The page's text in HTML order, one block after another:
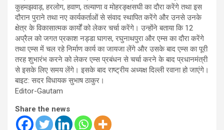
कुहमझवाड़, हरलोग, हवाण, तल्याणा व मोहरङ्क्षसघी का दौरा करेंगे तथा इस
दौरान पुराने तथा नए कार्यकर्ताओं से संवाद स्थापित करेंगे और उनसे उनके
क्षेत्र के विकासात्मक कार्यों को लेकर चर्चा करेंगे। उन्होंने बताया कि 12
अप्रैल को जगत प्रकाश नड्डा घागस, रघुनाथपुरा और एम्स का दौरा करेंगे
तथा एम्स में चल रहे निर्माण कार्य का जायजा लेंगे और उसके बाद एम्स का पूरी
तरह शुभारंभ करने को लेकर एम्स प्रबंधन से चर्चा करने के बाद प्रधानमंत्री
से इसके लिए समय लेंगे। इसके बाद राष्ट्रीय अध्यक्ष दिल्ली रवाना हो जाएंगे।
बाइट: सदर विधायक सुभाष ठाकुर।
Editor-Gautam
Share the news